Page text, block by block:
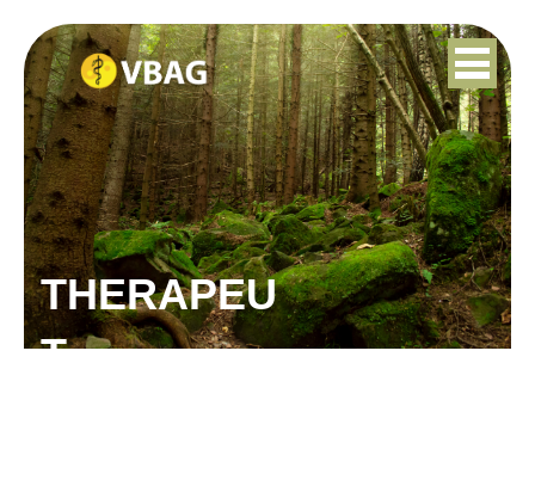
THERAPEU
T